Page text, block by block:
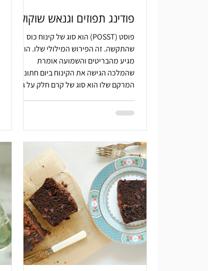
פודינג תפוזים וגנאש שוקולד
פוסט (POSST) הוא סוג של קינוח כוס
שהתקשה. זה הפירוש המילולי שלו. הוא
מגיע מהבריטים והשמועה אומרת
שהמלכה הגישה את הקינוח ביום חתונתה.
המרקם שלו הוא סוג של קרם חלק על גבול
אחד יכול לעשות אותו.